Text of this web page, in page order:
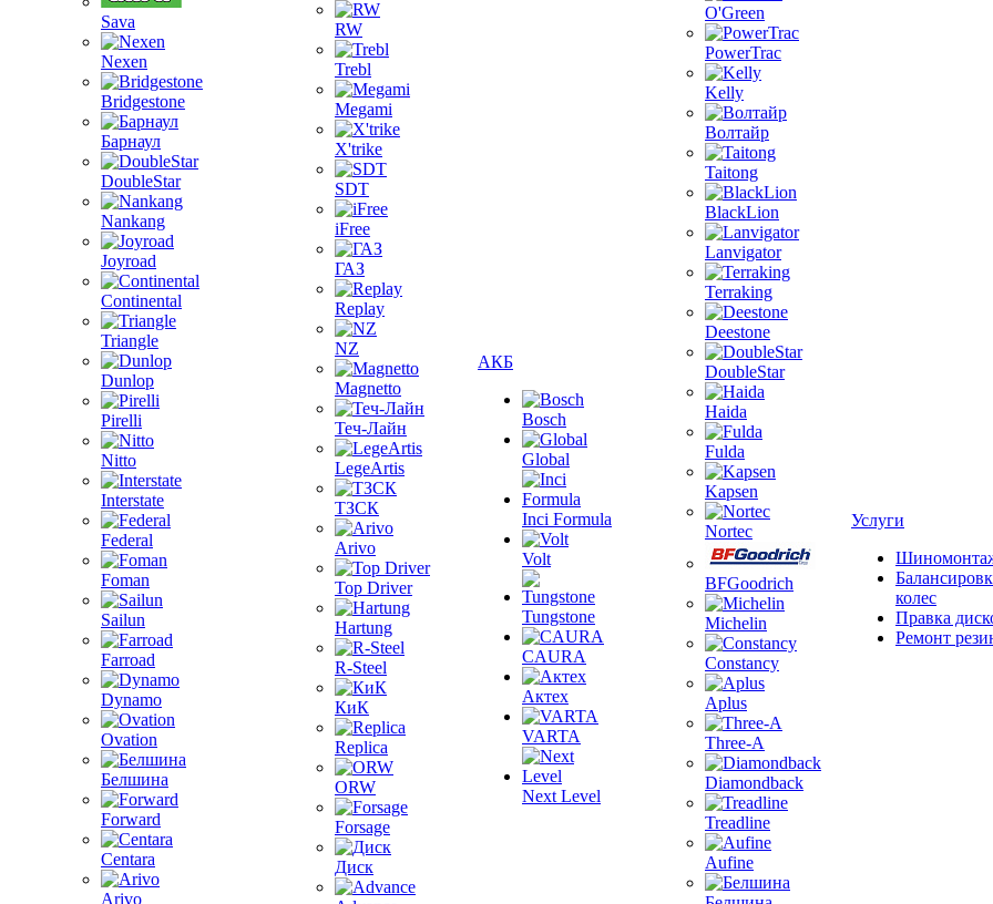
Sava
Nexen
Bridgestone
Барнаул
DoubleStar
Nankang
Joyroad
Continental
Triangle
Dunlop
Pirelli
Nitto
Interstate
Federal
Foman
Sailun
Farroad
Dynamo
Ovation
Белшина
Forward
Centara
Arivo
RW
Trebl
Megami
X'trike
SDT
iFree
ГАЗ
Replay
NZ
Magnetto
Теч-Лайн
LegeArtis
ТЗСК
Arivo
Top Driver
Hartung
R-Steel
КиК
Replica
ORW
Forsage
Диск
АКБ
Bosch
Global
Inci Formula
Volt
Tungstone
CAURA
Актех
VARTA
Next Level
O'Green
PowerTrac
Kelly
Волтайр
Taitong
BlackLion
Lanvigator
Terraking
Deestone
DoubleStar
Haida
Fulda
Kapsen
Nortec
BFGoodrich
Michelin
Constancy
Aplus
Three-A
Diamondback
Treadline
Aufine
Услуги
колес
Правка
Ремонт